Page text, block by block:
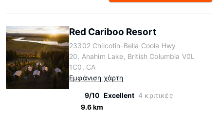
Red Cariboo Resort
23302 Chilcotin-Bella Coola Hwy
20, Anahim Lake, British Columbia V0L
1C0, CA
Εμφάνιση χάρτη
9/10 Excellent 4 κριτικές
9.6 km